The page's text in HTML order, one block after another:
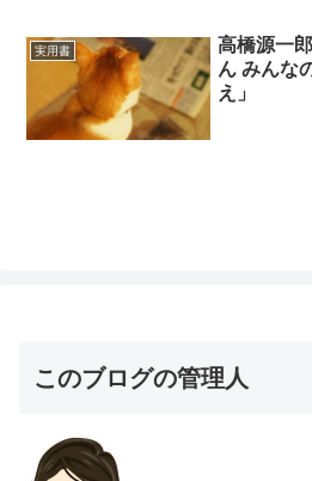
実用書
高橋源一
ん みんな
え」
このブログの管理人